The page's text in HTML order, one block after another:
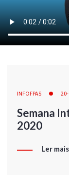
INFOFPAS
Semana
2020
Ler mais